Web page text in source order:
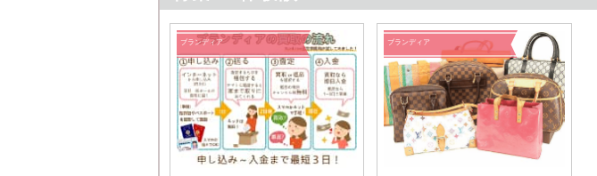
ブランディア ブランディア